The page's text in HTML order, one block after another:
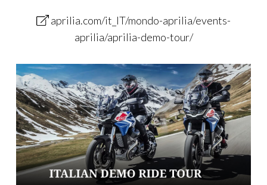
aprilia.com/it_IT/mondo-aprilia/events-
aprilia/aprilia-demo-tour/